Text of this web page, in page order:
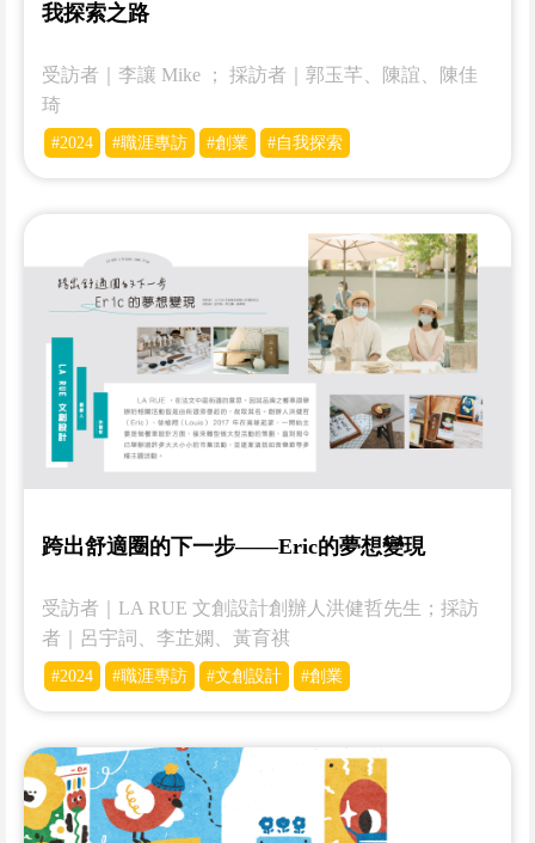
我探索之路
受訪者｜李讓 Mike ； 採訪者｜郭玉芊、陳誼、陳佳
琦
#2024 #職涯專訪 #創業 #自我探索
跨出舒適圈的下一步——Eric的夢想變現
受訪者｜LA RUE 文創設計創辦人洪健哲先生；採訪
者｜呂宇詞、李芷嫻、黃育祺
#2024 #職涯專訪 #文創設計 #創業